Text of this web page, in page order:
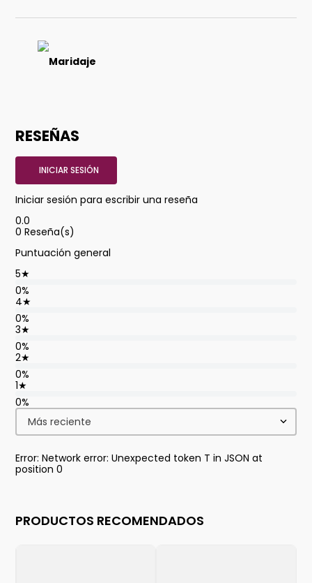
Maridaje
RESEÑAS
INICIAR SESIÓN
Iniciar sesión para escribir una reseña
0.0
0 Reseña(s)
Puntuación general
5★
0%
4★
0%
3★
0%
2★
0%
1★
0%
Más reciente
Error: Network error: Unexpected token T in JSON at
position 0
PRODUCTOS RECOMENDADOS